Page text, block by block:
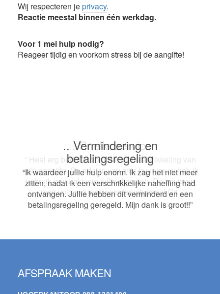
Wij respecteren jeprivacy.
Reactie meestal binnen één werkdag.
Voor 1 mei hulp nodig?
Reageer tijdig en voorkom stress bij de aangifte!
.. Vermindering en
betalingsregeling
“Ik waardeer jullie hulp enorm. Ik zag het niet meer
zitten, nadat ik een verschrikkelijke naheffing had
ontvangen. Jullie hebben dit verminderd en een
betalingsregeling geregeld. Mijn dank is groot!!”
.. Snelle service
“ Heel erg bedankt voor de snelle afwikkeling van
mijn aangifte. Op advies van mijn buurvrouw heb ik
gebruik gemaakt van jullie diensten. De adviseur
mag volgend jaar weer terugkomen! Grt.
AFSPRAAK MAKEN